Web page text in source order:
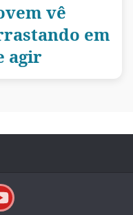
vê
em
agir